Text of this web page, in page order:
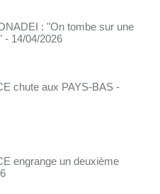
: "On tombe sur une
- 14/04/2026
chute aux PAYS-BAS -
engrange un deuxième